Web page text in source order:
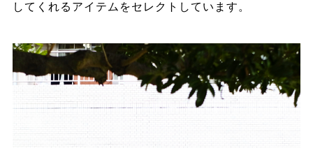
してくれるアイテムをセレクトしています。